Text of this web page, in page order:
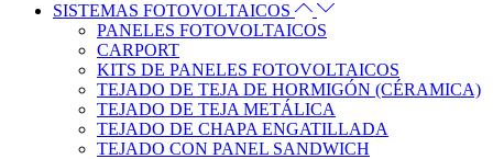
SISTEMAS FOTOVOLTAICOS
PANELES FOTOVOLTAICOS
CARPORT
KITS DE PANELES FOTOVOLTAICOS
TEJADO DE TEJA DE HORMIGÓN (CÉRAMICA)
TEJADO DE TEJA METÁLICA
TEJADO DE CHAPA ENGATILLADA
TEJADO CON PANEL SANDWICH